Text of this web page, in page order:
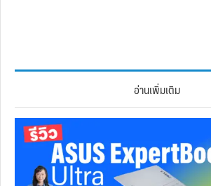
อ่านเพิ่มเติม